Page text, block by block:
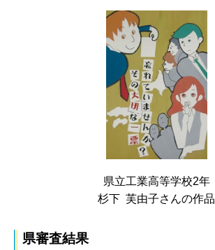
県立工業高等学校2年
杉下 芙由子さんの作品
県審査結果